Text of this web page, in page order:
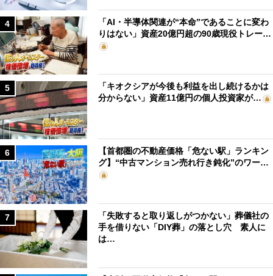
4
「AI・半導体関連が“本命”であることに変わ
りはない」資産20億円超の90歳現役トレー…
5
「キオクシアが今後も利益を出し続けるかは
分からない」資産11億円の個人投資家が…
6
【首都圏の不動産価格「危ない駅」ランキン
グ】“中古マンション売れ行き鈍化”のワー…
7
「失敗すると取り返しがつかない」葬儀社の
手を借りない「DIY葬」の落とし穴 素人に
は…